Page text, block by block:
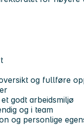
og fullføre
godt arbeidsmiljø
og i team
og personlige